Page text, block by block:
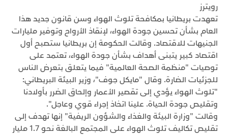
رويترز
تعهدت بريطانيا بمكافحة تلوث الهواء وسن قانون جديد هذا
العام بشأن تحسين جودة الهواء، لإنقاذ الأرواح وتوفير مليارات
الجنيهات للاقتصاد. وقالت الحكومة إن بريطانيا ستصبح أول
اقتصاد كبير يتبنى أهداف بشأن جودة الهواء، تعتمد على
توصيات "منظمة الصحة العالمية" فيما يتعلق بتعرض الناس
للجزئيات الضارة. وقال "مايكل جوف"، وزير البيئة البريطاني:
"تلوث الهواء يؤدي إلى تقصير الأعمار وإلحاق الضرر بأولادنا
وتقليص جودة الحياة. علينا اتخاذ إجراء قوي وعاجل".
وقالت "وزارة البيئة والغذاء والشؤون الريفية" إنها تهدف إلى
تقليص تكاليف تلوث الهواء على المجتمع البالغة نحو 1.7 مليار